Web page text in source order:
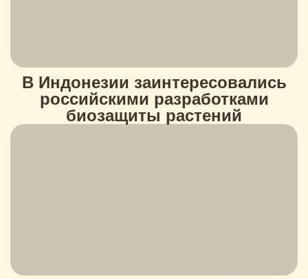
В Индонезии заинтересовались
российскими разработками
биозащиты растений